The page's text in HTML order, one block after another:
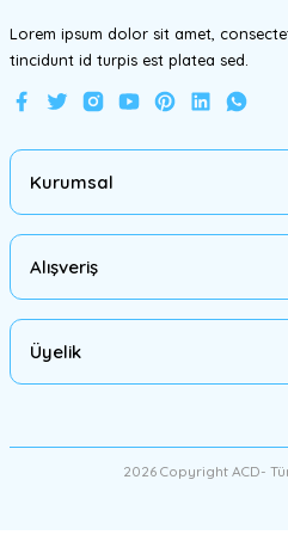
Lorem ipsum dolor sit amet,
tincidunt id turpis est platea sed.
Kurumsal
Alışveriş
Üyelik
2026 Copyright ACD-